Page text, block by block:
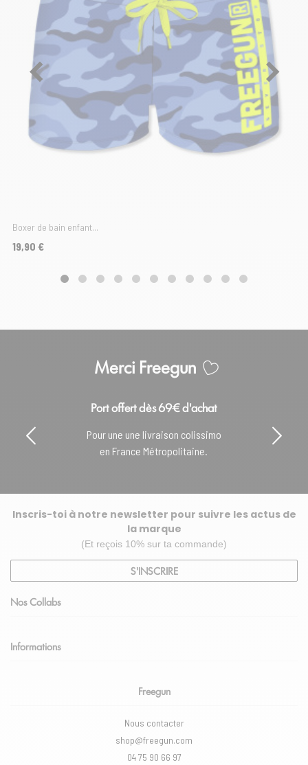
Boxer de bain enfant...
Prix
19,90 €
Merci Freegun
Port offert dès 69€ d'achat
Pour une une livraison colissimo
en France Métropolitaine.
Inscris-toi à notre newsletter pour suivre les actus de
la marque
(Et reçois 10% sur ta commande)
S'INSCRIRE
Nos Collabs
Informations
Freegun
Nous contacter
shop@freegun.com
04 75 90 66 97